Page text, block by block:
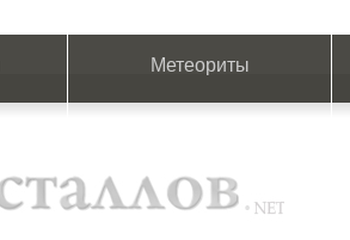
Метеориты